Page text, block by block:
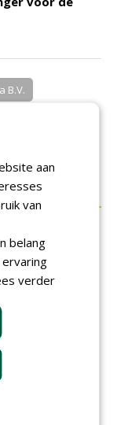
B.V.
aan
van
belang
verder